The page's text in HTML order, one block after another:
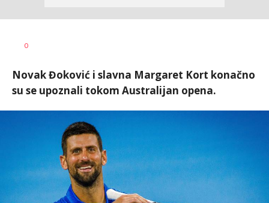
0
Novak Đoković i slavna Margaret Kort konačno
su se upoznali tokom Australijan opena.